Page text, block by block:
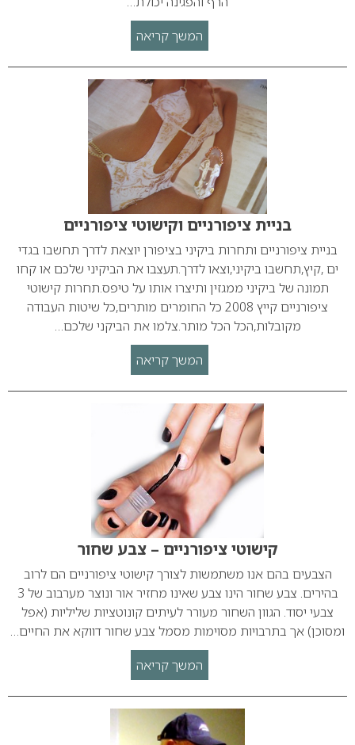
המשך קריאה
בניית ציפורניים וקישוטי ציפורניים
בניית ציפורניים ותחרות ביקיני בציפורן יוצאת לדרך תחשבו בגדי
ים ,קיץ,תחשבו ביקיני,וצאו לדרך.תעצבו את הביקיני שלכם או קחו
תמונה של ביקיני ממגזין ותיצרו אותו על טיפס.תחרות קישוטי
ציפורניים קייץ 2008 כל החומרים מותרים,כל שיטות העבודה
מקובלות,הכל הכל מותר.צלמו את הביקני שלכם…
המשך קריאה
קישוטי ציפורניים – צבע שחור
הצבעים בהם אנו משתמשות לצורך קישוטי ציפורניים הם לרוב
בהירים. צבע שחור הינו צבע שאינו מחזיר אור ונוצר מערבוב של 3
צבעי יסוד. הגוון השחור מעורר לעיתים קונוטציות שליליות (אפל
ומסוכן) אך בתרבויות מסוימות מסמל צבע שחור דווקא את החיים…
המשך קריאה